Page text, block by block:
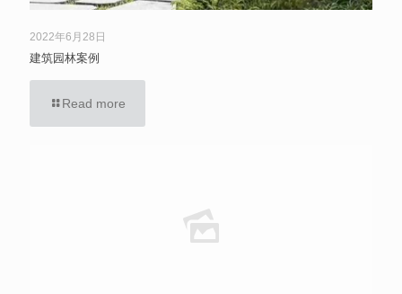
2022年6月28日
建筑园林案例
Read more